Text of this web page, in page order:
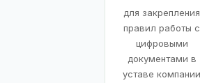
для закрепления
правил работы с
цифровыми
документами в
уставе компании